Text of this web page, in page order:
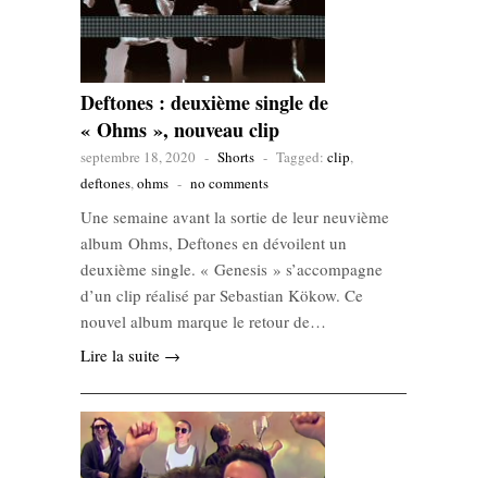
Deftones : deuxième single de
« Ohms », nouveau clip
septembre 18, 2020 - Shorts - Tagged: clip,
deftones,ohms - no comments
Une semaine avant la sortie de leur neuvième
album Ohms, Deftones en dévoilent un
deuxième single. « Genesis » s’accompagne
d’un clip réalisé par Sebastian Kökow. Ce
nouvel album marque le retour de…
Lire la suite →